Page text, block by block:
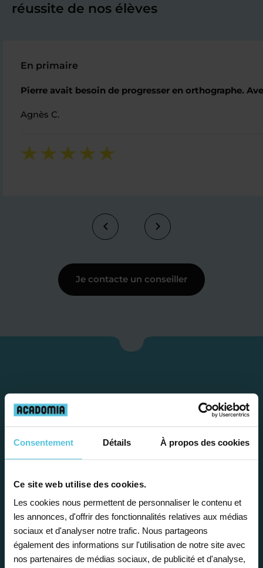
Consentement Détails À propos des cookies
Ce site web utilise des cookies.
Les cookies nous permettent de personnaliser le contenu et
les annonces, d'offrir des fonctionnalités relatives aux médias
sociaux et d'analyser notre trafic. Nous partageons
également des informations sur l'utilisation de notre site avec
nos partenaires de médias sociaux, de publicité et d'analyse,
réussite de nos élèves
En primaire
Pierre avait besoin de progresser en orthographe.
Agnès C.
Je contacte un conseiller
Étape 1
Je vous propose un
bilan personnalisé